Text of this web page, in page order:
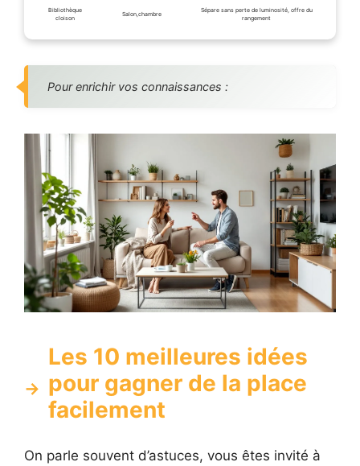
Bibliothèque
cloison
Salon,chambre
Sépare sans perte de luminosité, offre du
rangement
Pour enrichir vos connaissances :
Les 10 meilleures idées
pour gagner de la place
facilement
On parle souvent d’astuces, vous êtes invité à